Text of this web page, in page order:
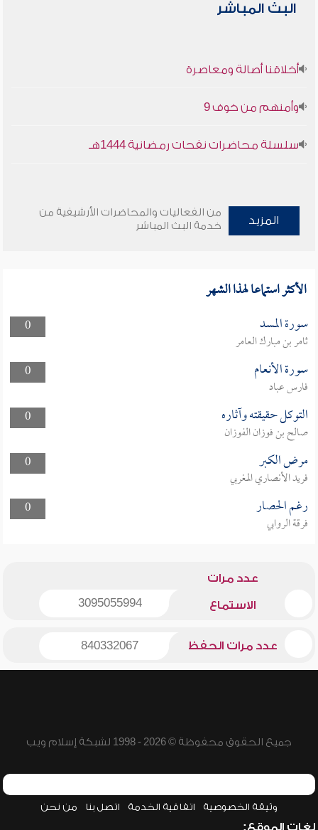
البث المباشر
أخلاقنا أصالة ومعاصرة
وأمنهم من خوف 9
سلسلة محاضرات نفحات رمضانية 1444هـ
المزيد
من الفعاليات والمحاضرات الأرشيفية من
خدمة البث المباشر
الأكثر استماعا لهذا الشهر
0 سورة المسد
ثامر بن مبارك العامر
0
سورة الأنعام
فارس عباد
0
التوكل حقيقته وآثاره
صالح بن فوزان الفوزان
0
مرض الكبر
فريد الأنصاري المغربي
0
رغم الحصار
فرقة الروابي
عدد مرات
الاستماع 3095055994
عدد مرات الحفظ 840332067
جميع الحقوق محفوظة © 2026 - 1998 لشبكة إسلام ويب
وثيقة الخصوصية اتفاقية الخدمة اتصل بنا من نحن
لغات الموقع: